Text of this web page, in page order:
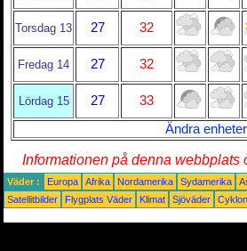
Torsdag 13 27 32
Fredag 14 27 32
Lördag 15 27
33
Ändra
Informationen på denna webbplats
Väder : Europa Afrika Nordamerika Sydamerika
Satellitbilder
Flygplats Väder Klimat Sjöväder